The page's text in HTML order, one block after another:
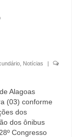
Notícias
|
Alagoas
(03) conforme
dos
dos ônibus
Congresso